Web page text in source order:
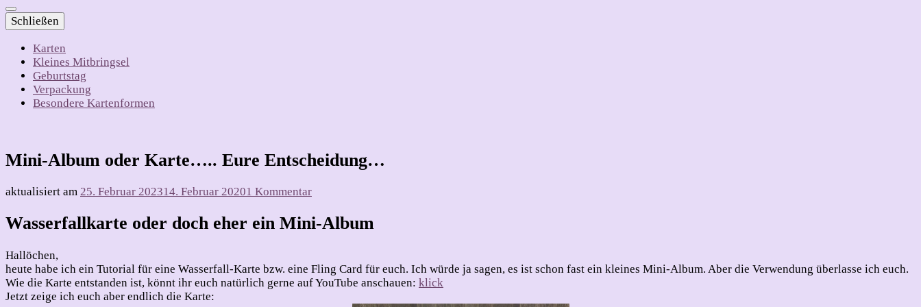
Schließen
Karten
Kleines Mitbringsel
Geburtstag
Verpackung
Besondere Kartenformen
Mini-Album oder Karte….. Eure Entscheidung…
aktualisiert am 25. Februar 202314. Februar 20201 Kommentarzu
Album
oder
Entscheidung…
Wasserfallkarte oder doch eher ein Mini-Album
Hallöchen,
heute habe ich ein Tutorial für eine Wasserfall-Karte bzw. eine Fling Card für euch. Ich würde ja sagen, es ist schon fast ein kleines Mini-Album. Aber die Verwendung überlasse ich euch.
Wie die Karte entstanden ist, könnt ihr euch natürlich gerne auf YouTube anschauen: klick
Jetzt zeige ich euch aber endlich die Karte: